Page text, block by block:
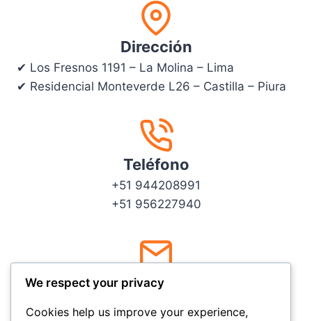
Dirección
✔ Los Fresnos 1191 – La Molina – Lima
✔ Residencial Monteverde L26 – Castilla – Piura
Teléfono
+51 944208991
+51 956227940
Correo
We respect your privacy
Cookies help us improve your experience,